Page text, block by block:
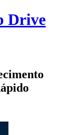
Drive